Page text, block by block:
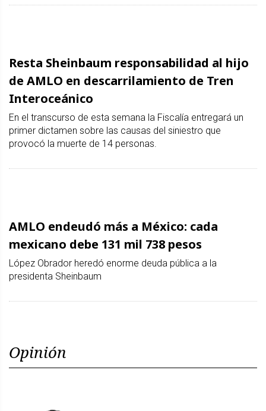
Resta Sheinbaum responsabilidad al hijo
de AMLO en descarrilamiento de Tren
Interoceánico
En el transcurso de esta semana la Fiscalía entregará un
primer dictamen sobre las causas del siniestro que
provocó la muerte de 14 personas.
AMLO endeudó más a México: cada
mexicano debe 131 mil 738 pesos
López Obrador heredó enorme deuda pública a la
presidenta Sheinbaum
Opinión